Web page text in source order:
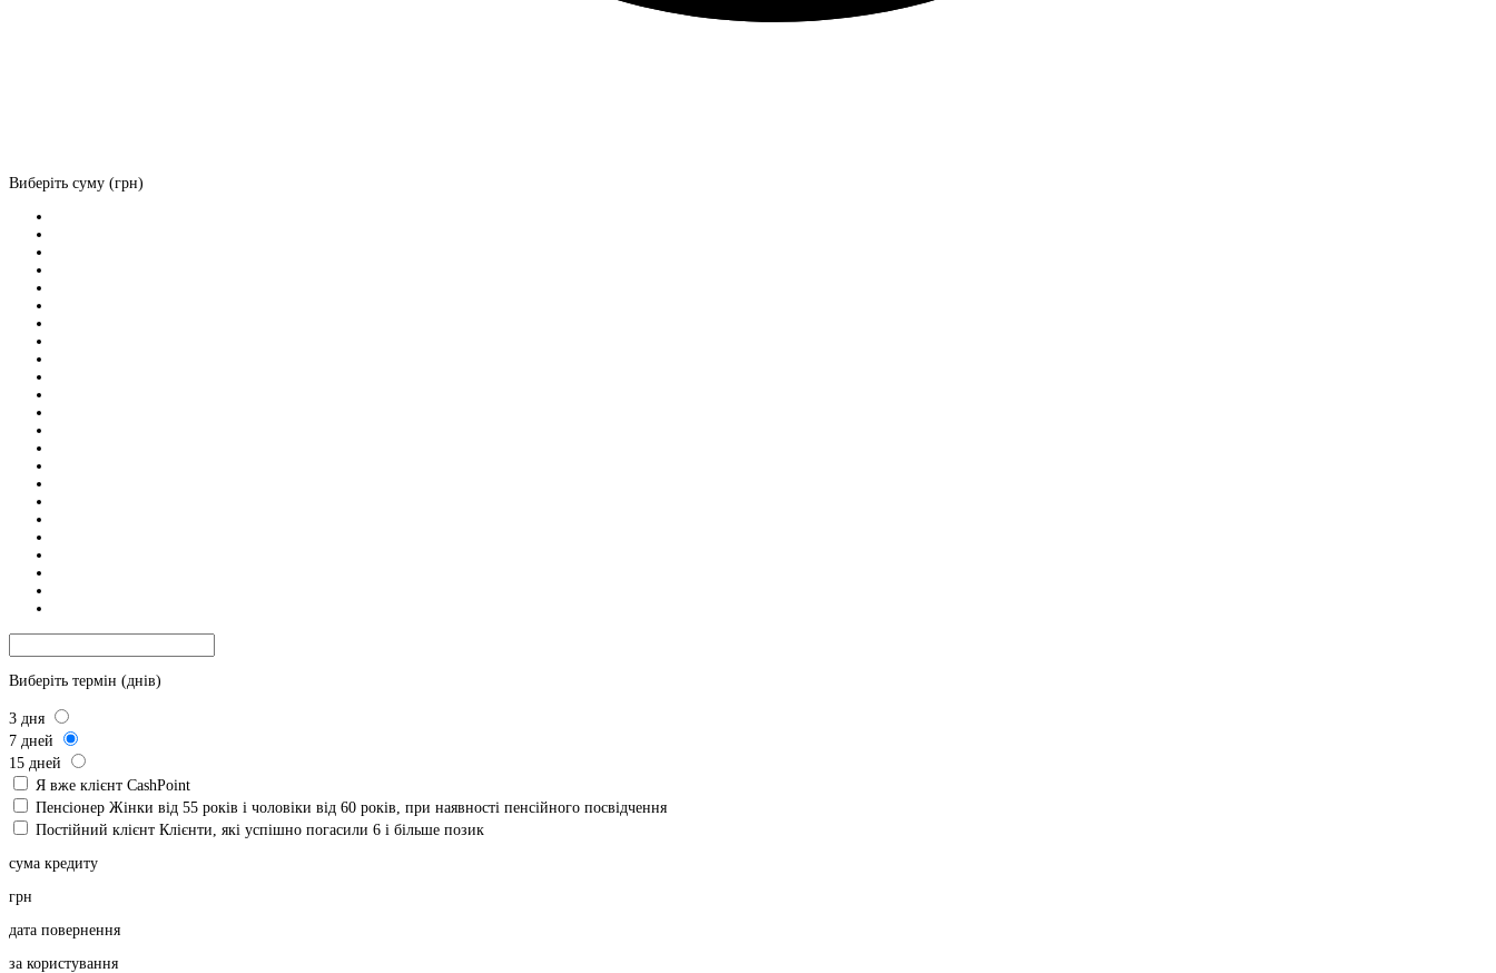
Виберіть суму (грн)
Виберіть термін (днів)
3 дня
7 дней
15 дней
Я вже клієнт CashPoint
Пенсіонер Жінки від 55 років і чоловіки від 60 років, при наявності пенсійного посвідчення
Постійний клієнт Клієнти, які успішно погасили 6 і більше позик
сума кредиту
грн
дата повернення
за користування